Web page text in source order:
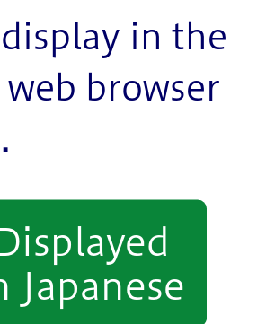
in the
browser
Displayed
Japanese